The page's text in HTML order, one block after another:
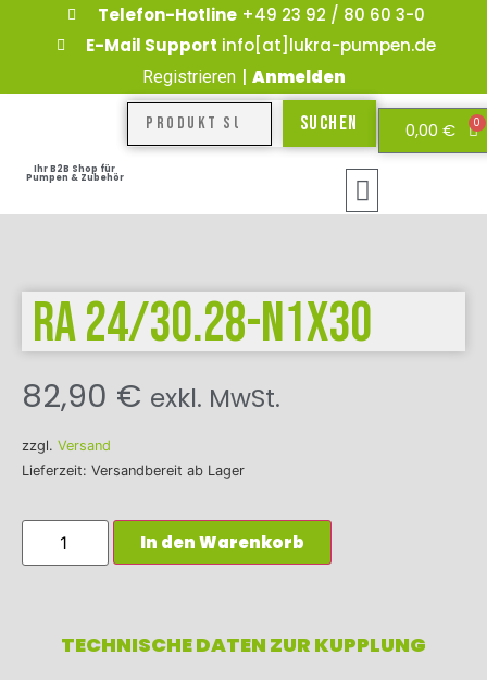
Telefon-Hotline+49 23 92 / 80 60 3-0
E-Mail Support info[at]lukra-pumpen.de
Registrieren Anmelden
Ihr B2B Shop für
Pumpen & Zubehör
Suchen 0,00 € 0
RA 24/30.28-N1x30
82,90 € exkl. MwSt.
zzgl. Versand
Lieferzeit: Versandbereit ab Lager
In den Warenkorb
TECHNISCHE DATEN ZUR KUPPLUNG